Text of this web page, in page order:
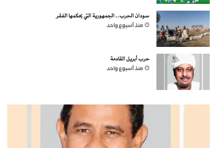
سودان الحرب.. الجمهورية التي يحكمها الفقر
منذ أسبوع واحد
حرب أبريل القادمة
منذ أسبوع واحد